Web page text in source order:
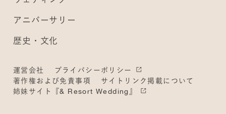
アニバーサリー
歴史・文化
運営会社
プライバシーポリシー
著作権および免責事項
サイトリンク掲載について
姉妹サイト『& Resort Wedding』